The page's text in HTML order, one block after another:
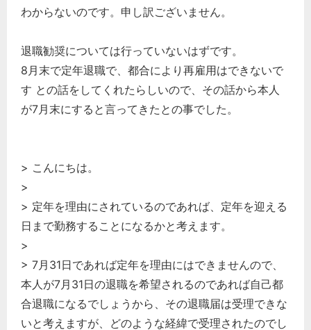
わからないのです。申し訳ございません。
退職勧奨については行っていないはずです。
8月末で定年退職で、都合により再雇用はできないで
す との話をしてくれたらしいので、その話から本人
が7月末にすると言ってきたとの事でした。
> こんにちは。
>
> 定年を理由にされているのであれば、定年を迎える
日まで勤務することになるかと考えます。
>
> 7月31日であれば定年を理由にはできませんので、
本人が7月31日の退職を希望されるのであれば自己都
合退職になるでしょうから、その退職届は受理できな
いと考えますが、どのような経緯で受理されたのでし